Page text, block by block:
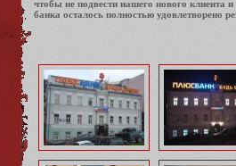
чтобы не подвести нашего нового клиента
банка осталось полностью удовлетворено